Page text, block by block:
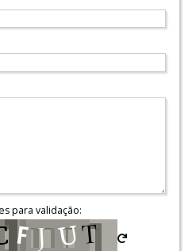
para validação: